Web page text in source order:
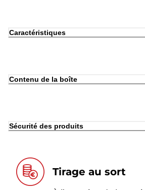
Caractéristiques
Contenu de la boîte
Sécurité des produits
Tirage au sort